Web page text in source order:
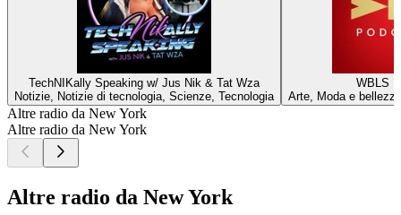
TechNIKally Speaking w/ Jus Nik & Tat Wza
Notizie, Notizie di tecnologia, Scienze, Tecnologia
WBLS
Arte, Moda e
Altre radio da New York
Altre radio da New York
Altre radio da New York